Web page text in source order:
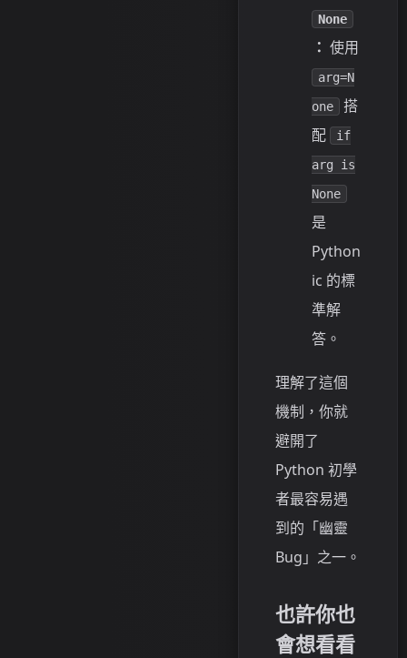
None
： 使用
arg=N
one
搭
配
if
arg is
None
是
Python
ic 的標
準解
答。
理解了這個
機制，你就
避開了
Python 初學
者最容易遇
到的「幽靈
Bug」之一。
也許你也
會想看看